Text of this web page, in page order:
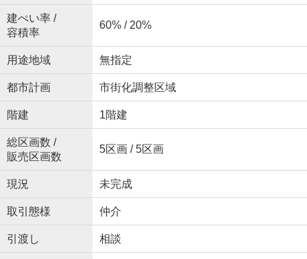
建ぺい率 /
容積率
60% / 20%
用途地域 無指定
都市計画 市街化調整区域
階建 1階建
総区画数 /
販売区画数
5区画 / 5区画
現況 未完成
取引態様 仲介
引渡し 相談